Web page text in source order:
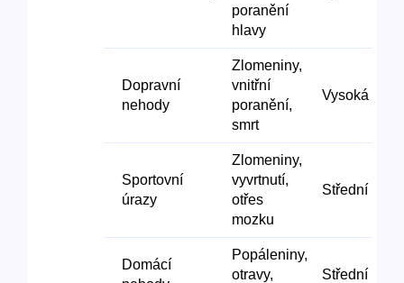
poranění
hlavy
Dopravní
nehody
Zlomeniny,
vnitřní
poranění,
smrt
Vysoká
Sportovní
úrazy
Zlomeniny,
vyvrtnutí,
otřes
mozku
Střední
Domácí
Popáleniny,
otravy,
Střední